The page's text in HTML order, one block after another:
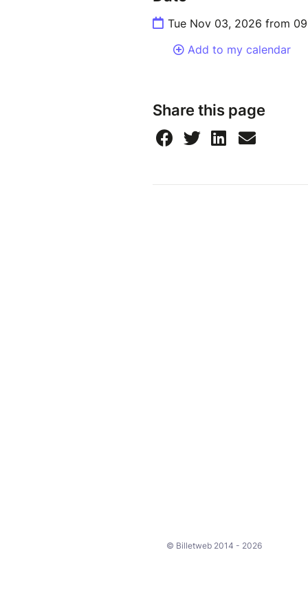
Tue Nov 03, 2026 from
Add to my calendar
Share this page
© Billetweb 2014 - 2026